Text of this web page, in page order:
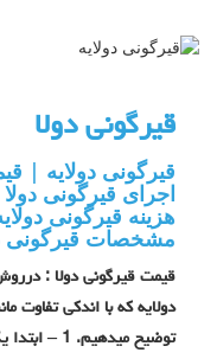
قیرگونی دولا
قیرگونی دولایه |
اجرای قیرگونی
هزینه قیرگونی
مشخصات قیرگونی
قیمت قیرگونی دولا :
دولایه که با اندکی تفاوت